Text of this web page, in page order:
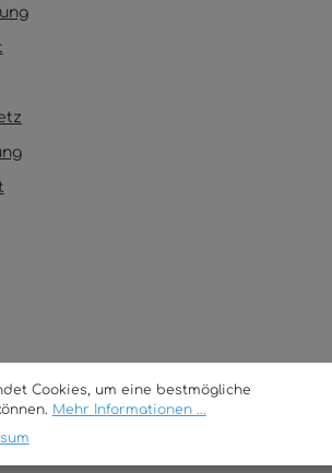
Cookies, um eine bestmögliche
Mehr Informationen ...